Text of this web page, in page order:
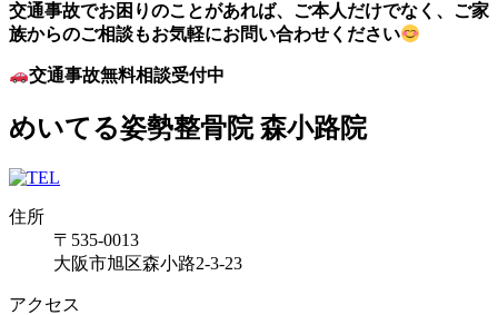
交通事故でお困りのことがあれば、ご本人だけでなく、ご家
族からのご相談もお気軽にお問い合わせください
交通事故無料相談受付中
めいてる姿勢整骨院 森小路院
住所
〒535-0013
大阪市旭区森小路2-3-23
アクセス